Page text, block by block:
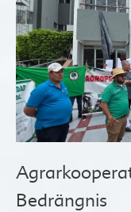
Bedrängnis